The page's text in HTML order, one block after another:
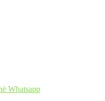
Whatsapp